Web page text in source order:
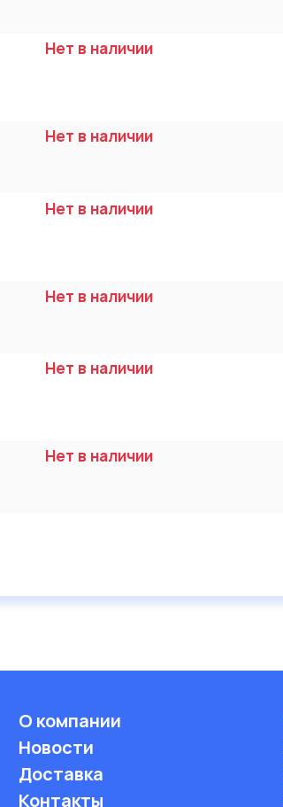
Нет в наличии
Нет в наличии
Нет в наличии
Нет в наличии
Нет в наличии
Нет в наличии
О компании
Новости
Доставка
Контакты